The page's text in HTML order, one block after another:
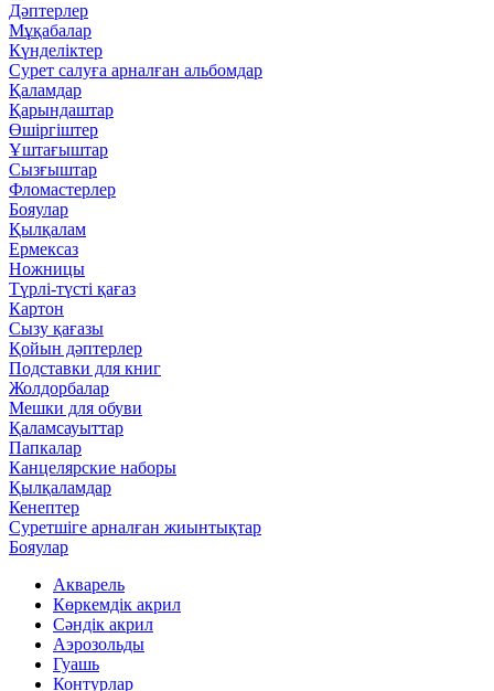
Дәптерлер
Мұқабалар
Күнделіктер
Сурет салуға арналған альбомдар
Қаламдар
Қарындаштар
Өшіргіштер
Ұштағыштар
Сызғыштар
Фломастерлер
Бояулар
Қылқалам
Ермексаз
Ножницы
Түрлі-түсті қағаз
Картон
Сызу қағазы
Қойын дәптерлер
Подставки для книг
Жолдорбалар
Мешки для обуви
Қаламсауыттар
Папкалар
Канцелярские наборы
Қылқаламдар
Кенептер
Суретшіге арналған жиынтықтар
Бояулар
Акварель
Көркемдік акрил
Сәндік акрил
Аэрозольды
Гуашь
Контурлар